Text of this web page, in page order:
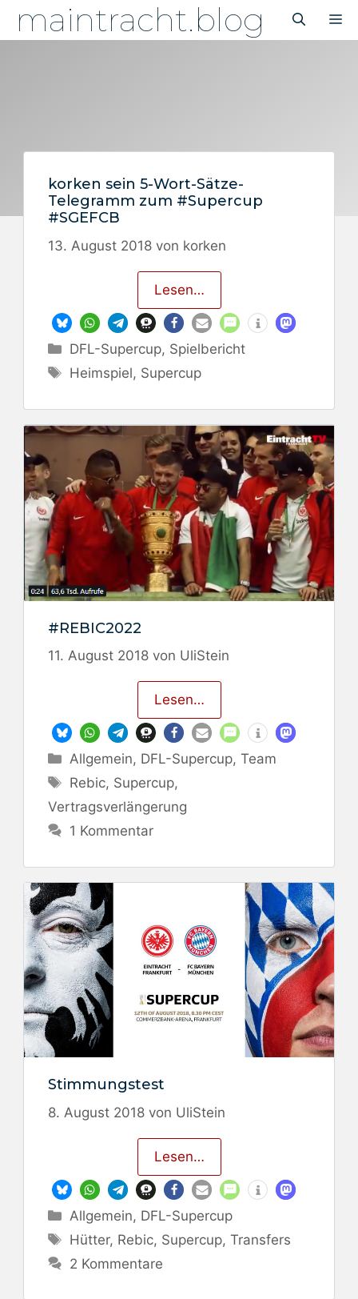
Inhaltmaintracht.blog
korken sein 5-Wort-Sätze-
Telegramm zum #Supercup
#SGEFCB
13. August 2018 von korken
Lesen…
Kategorien
DFL-Supercup, Spielbericht
Schlagwörter
Heimspiel, Supercup
#REBIC2022
11. August 2018 von UliStein
Lesen…
Kategorien
Allgemein, DFL-Supercup,Team
Schlagwörter
Rebic, Supercup,
Vertragsverlängerung
1 Kommentar
Stimmungstest
8. August 2018 von UliStein
Lesen…
Kategorien
Allgemein, DFL-Supercup
Schlagwörter
Hütter, Rebic, Supercup,Transfers
2 Kommentare